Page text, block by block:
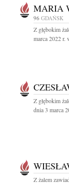
MARIA
96 GDAŃSK
Z głębokim
marca 2022 r.
Z głębokim
dnia 3 marca
Z żalem